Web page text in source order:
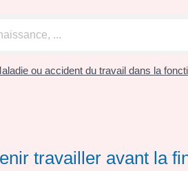
ou accident du travail dans la
travailler avant la